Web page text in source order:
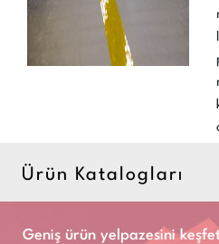
Ürün Katalogları
Geniş ürün yelpazesini